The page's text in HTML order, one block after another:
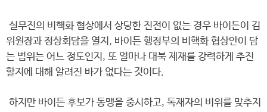
실무진의 비핵화 협상에서 상당한 진전이 없는 경우 바이든이 김
위원장과 정상회담을 열지, 바이든 행정부의 비핵화 협상안이 담
는 범위는 어느 정도인지, 또 얼마나 대북 제재를 강력하게 추진
할지에 대해 알려진 바가 없다는 것이다.
하지만 바이든 후보가 동맹을 중시하고, 독재자의 비위를 맞추지